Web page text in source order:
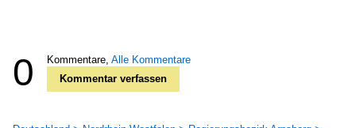
0 Kommentare, Alle Kommentare
Kommentar verfassen